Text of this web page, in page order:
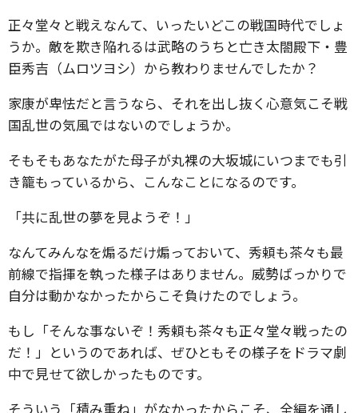
正々堂々と戦えなんて、いったいどこの戦国時代でしょ
うか。敵を欺き陥れるは武略のうちと亡き太閤殿下・豊
臣秀吉（ムロツヨシ）から教わりませんでしたか？
家康が卑怯だと言うなら、それを出し抜く心意気こそ戦
国乱世の気風ではないのでしょうか。
そもそもあなたがた母子が丸裸の大坂城にいつまでも引
き籠もっているから、こんなことになるのです。
「共に乱世の夢を見ようぞ！」
なんてみんなを煽るだけ煽っておいて、秀頼も茶々も最
前線で指揮を執った様子はありません。威勢ばっかりで
自分は動かなかったからこそ負けたのでしょう。
もし「そんな事ないぞ！秀頼も茶々も正々堂々戦ったの
だ！」というのであれば、ぜひともその様子をドラマ劇
中で見せて欲しかったものです。
そういう「積み重ね」がなかったからこそ、全編を通し